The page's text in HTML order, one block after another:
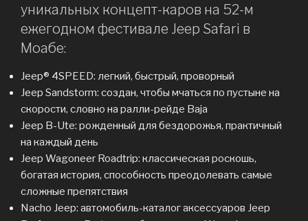
уникальных концепт-каров на 52-м
ежегодном фестивале Jeep Safari в
Моабе:
Jeep® 4SPEED: легкий, быстрый, проворный
Jeep Sandstorm: создан, чтобы мчаться по пустыне на
скорости, словно на ралли-рейде Baja
Jeep B-Ute: рожденный для бездорожья, практичный
на каждый день
Jeep Wagoneer Roadtrip: классическая роскошь,
богатая история, способность преодолевать самые
сложные препятствия
Nacho Jeep: автомобиль-каталог аксессуаров Jeep